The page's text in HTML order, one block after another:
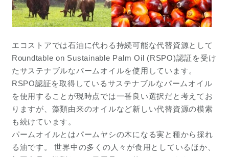
エコストアでは石油に代わる持続可能な代替資源として
Roundtable on Sustainable Palm Oil (RSPO)認証を受け
たサステナブルなパームオイルを使用しています。
RSPO認証を取得しているサステナブルなパームオイル
を使用することが現時点では一番良い選択だと考えてお
りますが、藻類由来のオイルなど新しい代替資源の模索
も続けています。
パームオイルとはパームヤシの木になる実と種から採れ
る油です。 世界中の多くの人々が食用としているほか、